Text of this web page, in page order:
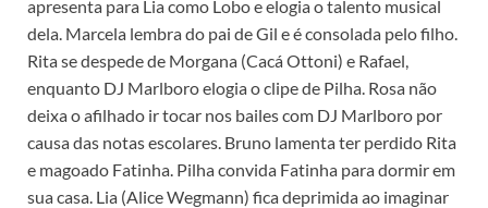
apresenta para Lia como Lobo e elogia o talento musical
dela. Marcela lembra do pai de Gil e é consolada pelo filho.
Rita se despede de Morgana (Cacá Ottoni) e Rafael,
enquanto DJ Marlboro elogia o clipe de Pilha. Rosa não
deixa o afilhado ir tocar nos bailes com DJ Marlboro por
causa das notas escolares. Bruno lamenta ter perdido Rita
e magoado Fatinha. Pilha convida Fatinha para dormir em
sua casa. Lia (Alice Wegmann) fica deprimida ao imaginar